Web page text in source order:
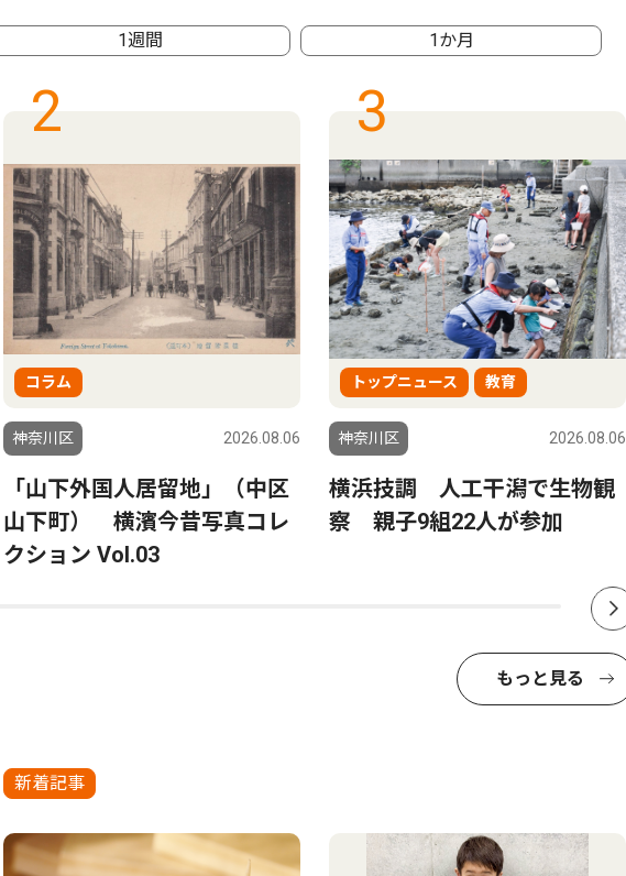
1週間 1か月
2
コラム
神奈川区 2026.08.06
「山下外国人居留地」（中区
山下町） 横濱今昔写真コレ
クション Vol.03
3
トップニュース 教育
神奈川区 2026.08.06
横浜技調 人工干潟で生物観
察 親子9組22人が参加
もっと見る
新着記事